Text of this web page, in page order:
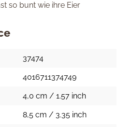
so bunt wie ihre Eier
37474
4016711374749
4,0 cm / 1.57 inch
8,5 cm / 3.35 inch